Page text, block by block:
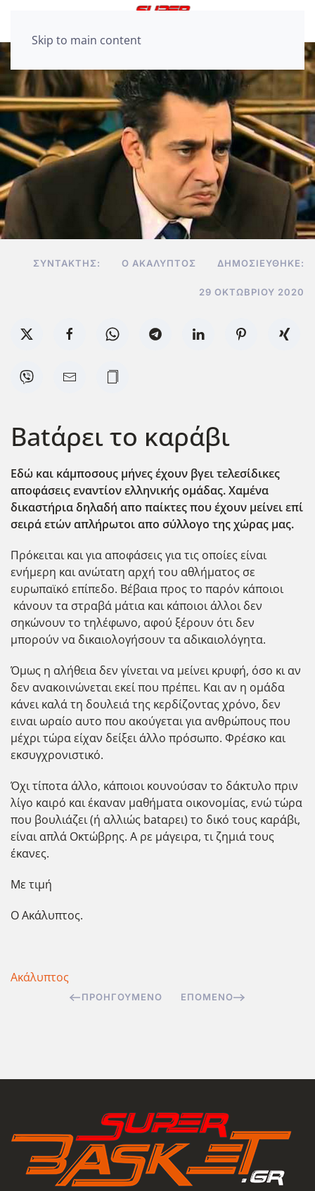
Skip to main content
ΣΥΝΤΆΚΤΗΣ: Ο ΑΚΆΛΥΠΤΟΣ ΔΗΜΟΣΙΕΎΘΗΚΕ:
29 ΟΚΤΩΒΡΊΟΥ 2020
Batάρει το καράβι
Εδώ και κάμποσους μήνες έχουν βγει τελεσίδικες
αποφάσεις εναντίον ελληνικής ομάδας. Χαμένα
δικαστήρια δηλαδή απο παίκτες που έχουν μείνει επί
σειρά ετών απλήρωτοι απο σύλλογο της χώρας μας.
Πρόκειται και για αποφάσεις για τις οποίες είναι
ενήμερη και ανώτατη αρχή του αθλήματος σε
ευρωπαϊκό επίπεδο. Βέβαια προς το παρόν κάποιοι
κάνουν τα στραβά μάτια και κάποιοι άλλοι δεν
σηκώνουν το τηλέφωνο, αφού ξέρουν ότι δεν
μπορούν να δικαιολογήσουν τα αδικαιολόγητα.
Όμως η αλήθεια δεν γίνεται να μείνει κρυφή, όσο κι αν
δεν ανακοινώνεται εκεί που πρέπει. Και αν η ομάδα
κάνει καλά τη δουλειά της κερδίζοντας χρόνο, δεν
ειναι ωραίο αυτο που ακούγεται για ανθρώπους που
μέχρι τώρα είχαν δείξει άλλο πρόσωπο. Φρέσκο και
εκσυγχρονιστικό.
Όχι τίποτα άλλο, κάποιοι κουνούσαν το δάκτυλο πριν
λίγο καιρό και έκαναν μαθήματα οικονομίας, ενώ τώρα
που βουλιάζει (ή αλλιώς batαρει) το δικό τους καράβι,
είναι απλά Οκτώβρης. Α ρε μάγειρα, τι ζημιά τους
έκανες.
Με τιμή
Ο Ακάλυπτος.
Ακάλυπτος
ΠΡΟΗΓΟΎΜΕΝΟ ΕΠΌΜΕΝΟ